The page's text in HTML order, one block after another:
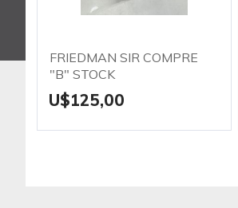
FRIEDMAN SIR COMPRE
"B" STOCK
U$125,00